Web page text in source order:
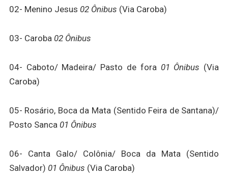
02- Menino Jesus 02 Ônibus (Via Caroba)
03- Caroba 02 Ônibus
04- Caboto/ Madeira/ Pasto de fora 01 Ônibus (Via
Caroba)
05- Rosário, Boca da Mata (Sentido Feira de Santana)/
Posto Sanca 01 Ônibus
06- Canta Galo/ Colônia/ Boca da Mata (Sentido
Salvador) 01 Ônibus (Via Caroba)